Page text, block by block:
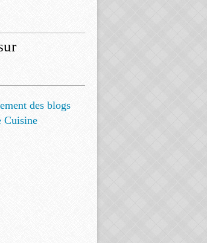
des blogs
Cuisine